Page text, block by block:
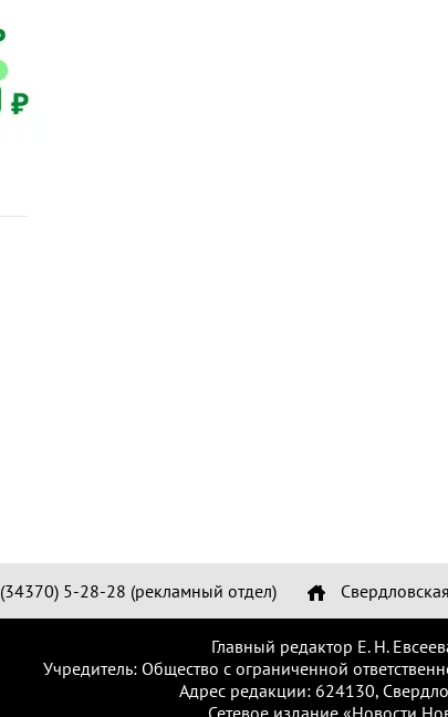
(34370) 5-28-28 (рекламный отдел)
Главный редактор Е. Н.
Учредитель: Общество с ограниченной
Адрес редакции: 624130,